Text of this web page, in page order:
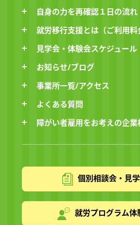
自身の力を再確認１日の流れ
就労移行支援とは（ご利用料
見学会・体験会スケジュール
お知らせ/ブログ
事業所一覧/アクセス
よくある質問
障がい者雇用をお考えの企業
個別相談会・見
就労プログラム体